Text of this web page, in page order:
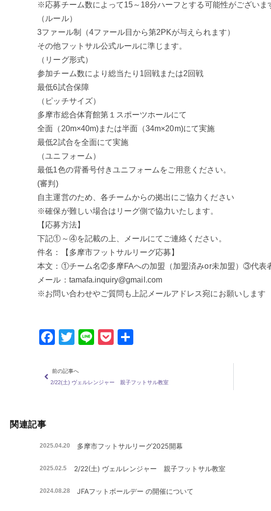
※応募チーム数によって15～18分ハーフとする可能性がございま
（ルール）
3ファール制（4ファール目から第2PKが与えられます）
その他フットサル公式ルールに準じます。
（リーグ形式）
参加チーム数により総当たり1回戦または2回戦
最低6試合保障
（ピッチサイズ）
多摩市総合体育館第１スポーツホールにて
全面（20m×40m)または半面（34m×20m)にて実施
最低2試合を全面にて実施
（ユニフォーム）
最低1色の背番号付きユニフォームをご用意ください。
(審判)
自主運営のため、各チームからの拠出にご協力ください
※確保が難しい場合はリーグ側で協力いたします。
【応募方法】
下記①～④を記載の上、メールにてご連絡ください。
件名：【多摩市フットサルリーグ応募】
本文：①チーム名②多摩FAへの加盟（加盟済みor未加盟）③代表
メール：tamafa.inquiry@gmail.com
※お問い合わせやご質問も上記メールアドレス宛にお願いします
Facebook
Twitter
LinePocket
前の記事へ
2/22(土) ヴェルレンジャー 親子フットサル教室
関連記事
多摩市フットサルリーグ2025開幕
2025.04.20
2/22(土) ヴェルレンジャー 親子フットサル教室
2025.02.5
JFAフットボールデー の開催について
2024.08.28